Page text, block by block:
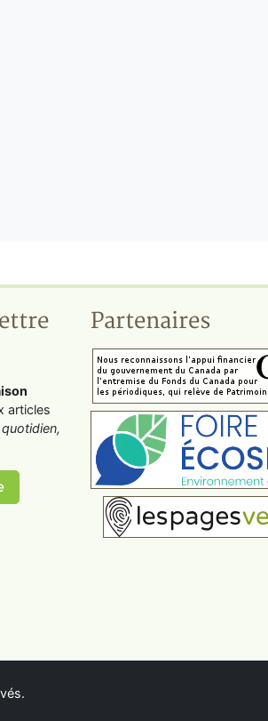
articles
quotidien,
Partenaires